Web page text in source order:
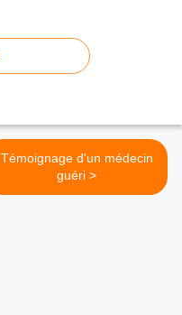
Témoignage d'un médecin
guéri >